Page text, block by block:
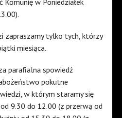
zapraszamy tylko tych, którzy
miesiąca.
parafialna spowiedź
pokutne
w którym staramy się
9.30 do 12.00 (z przerwą od